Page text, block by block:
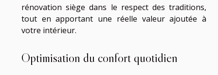
rénovation siège dans le respect des traditions,
tout en apportant une réelle valeur ajoutée à
votre intérieur.
Optimisation du confort quotidien